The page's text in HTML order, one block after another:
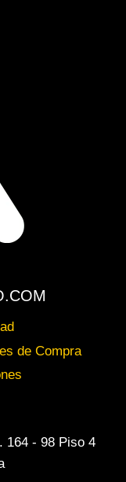
de Compra
164 - 98 Piso 4